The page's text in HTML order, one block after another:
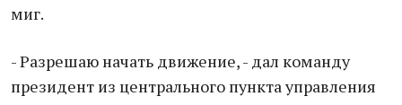
миг.
- Разрешаю начать движение, - дал команду
президент из центрального пункта управления